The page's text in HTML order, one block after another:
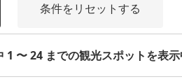
条件をリセットする
1 〜 24 までの観光スポットを表示